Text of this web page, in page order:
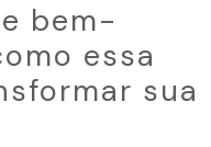
bem-
essa
sua